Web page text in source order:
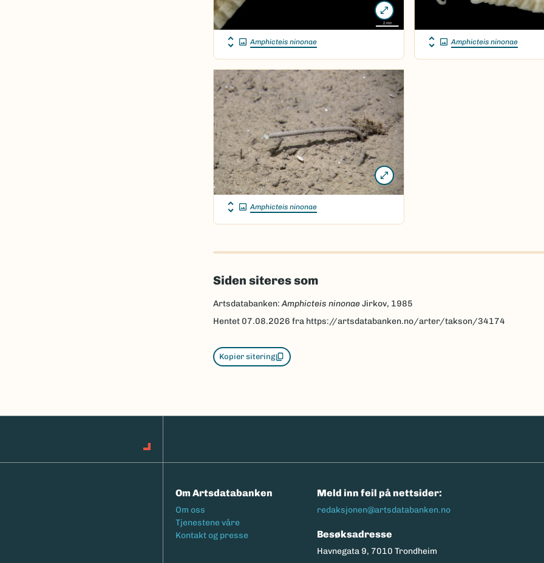
Amphicteis ninonae Amphicteis ninonae
Amphicteis ninonae
Siden siteres som
Artsdatabanken:Amphicteis ninonaeJirkov, 1985
Hentet 07.08.2026 fra https://artsdatabanken.no/arter/takson/34174
Kopier sitering
Om Artsdatabanken
Footermeny
Om oss
Tjenestene våre
Kontakt og presse
Meld inn feil på nettsider:
redaksjonen@artsdatabanken.no
Besøksadresse
Havnegata 9, 7010 Trondheim